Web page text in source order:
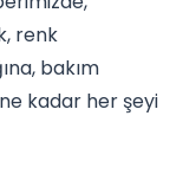
renk
bakım
kadar her şeyi